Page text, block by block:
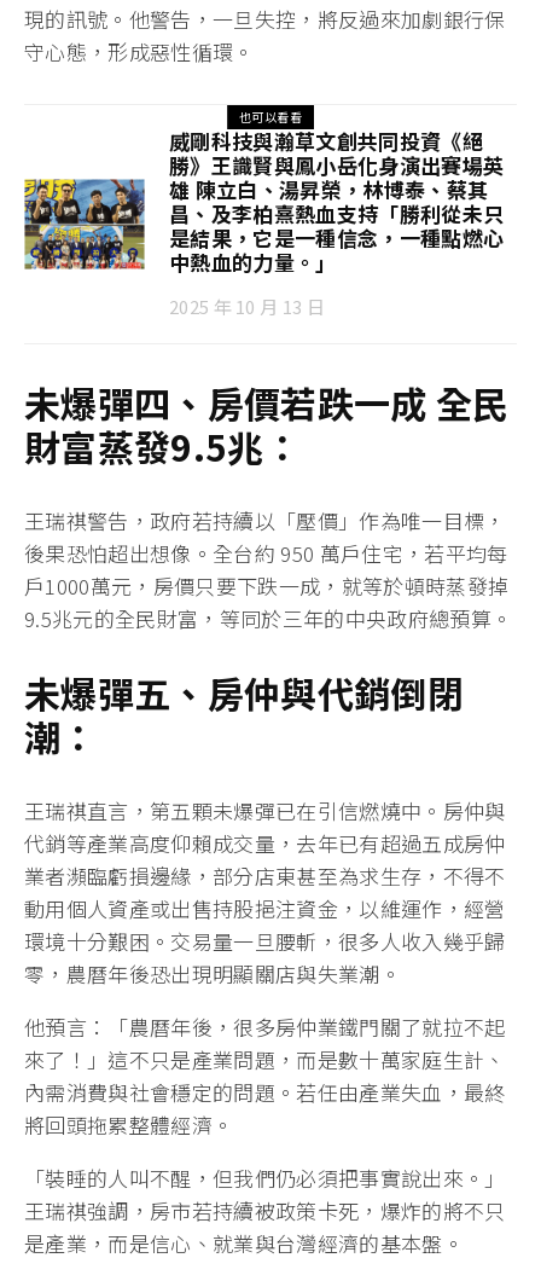
現的訊號。他警告，一旦失控，將反過來加劇銀行保
守心態，形成惡性循環。
也可以看看
威剛科技與瀚草文創共同投資《絕
勝》王識賢與鳳小岳化身演出賽場英
雄 陳立白、湯昇榮，林博泰、蔡其
昌、及李柏熹熱血支持「勝利從未只
是結果，它是一種信念，一種點燃心
中熱血的力量。」
2025 年 10 月 13 日
未爆彈四、房價若跌一成 全民
財富蒸發9.5兆：
王瑞祺警告，政府若持續以「壓價」作為唯一目標，
後果恐怕超出想像。全台約 950 萬戶住宅，若平均每
戶1000萬元，房價只要下跌一成，就等於頓時蒸發掉
9.5兆元的全民財富，等同於三年的中央政府總預算。
未爆彈五、房仲與代銷倒閉
潮：
王瑞祺直言，第五顆未爆彈已在引信燃燒中。房仲與
代銷等產業高度仰賴成交量，去年已有超過五成房仲
業者瀕臨虧損邊緣，部分店東甚至為求生存，不得不
動用個人資產或出售持股挹注資金，以維運作，經營
環境十分艱困。交易量一旦腰斬，很多人收入幾乎歸
零，農曆年後恐出現明顯關店與失業潮。
他預言：「農曆年後，很多房仲業鐵門關了就拉不起
來了！」這不只是產業問題，而是數十萬家庭生計、
內需消費與社會穩定的問題。若任由產業失血，最終
將回頭拖累整體經濟。
「裝睡的人叫不醒，但我們仍必須把事實說出來。」
王瑞祺強調，房市若持續被政策卡死，爆炸的將不只
是產業，而是信心、就業與台灣經濟的基本盤。